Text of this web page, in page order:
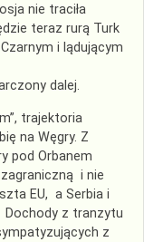
nie traciła
teraz rurą Turk
i lądującym
dalej.
trajektoria
na Węgry. Z
pod Orbanem
i nie
EU, a Serbia i
Dochody z tranzytu
z